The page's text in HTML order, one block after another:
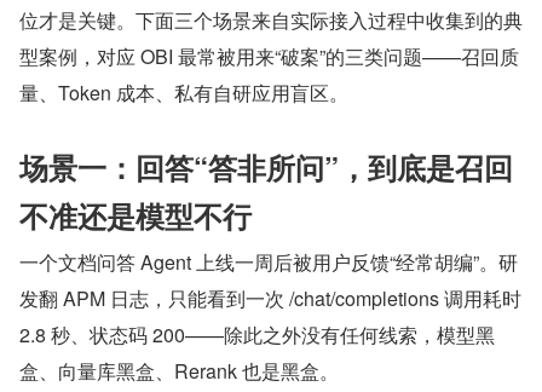
位才是关键。下面三个场景来自实际接入过程中收集到的典
型案例，对应 OBI 最常被用来“破案”的三类问题——召回质
量、Token 成本、私有自研应用盲区。
场景一：回答“答非所问”，到底是召回
不准还是模型不行
一个文档问答 Agent 上线一周后被用户反馈“经常胡编”。研
发翻 APM 日志，只能看到一次 /chat/completions 调用耗时
2.8 秒、状态码 200——除此之外没有任何线索，模型黑
盒、向量库黑盒、Rerank 也是黑盒。